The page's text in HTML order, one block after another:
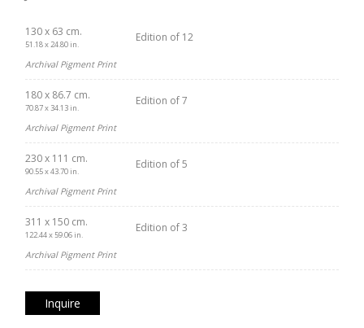
130 x 63 cm.
51.18 x 24.80 in.
Edition of 12
Archival Pigment Print
180 x 86.7 cm.
70.87 x 34.13 in.
Edition of 7
Archival Pigment Print
230 x 111 cm.
90.55 x 43.70 in.
Edition of 5
Archival Pigment Print
311 x 150 cm.
122.44 x 59.06 in.
Edition of 3
Archival Pigment Print
Inquire